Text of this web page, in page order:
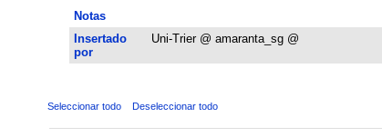
Notas
Insertado
por
Uni-Trier @ amaranta_sg @
Seleccionar todo Deseleccionar todo